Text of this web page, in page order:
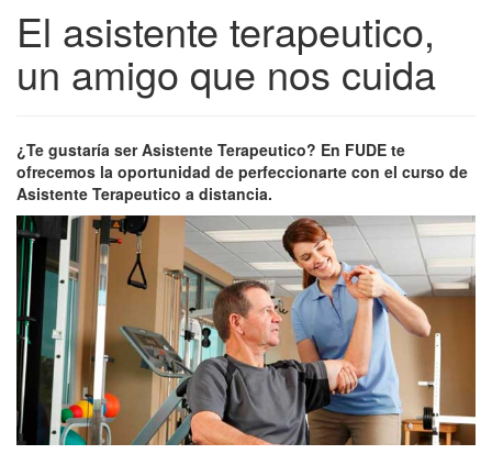
El asistente terapeutico,
un amigo que nos cuida
¿Te gustaría ser Asistente Terapeutico? En FUDE te
ofrecemos la oportunidad de perfeccionarte con el curso de
Asistente Terapeutico a distancia.